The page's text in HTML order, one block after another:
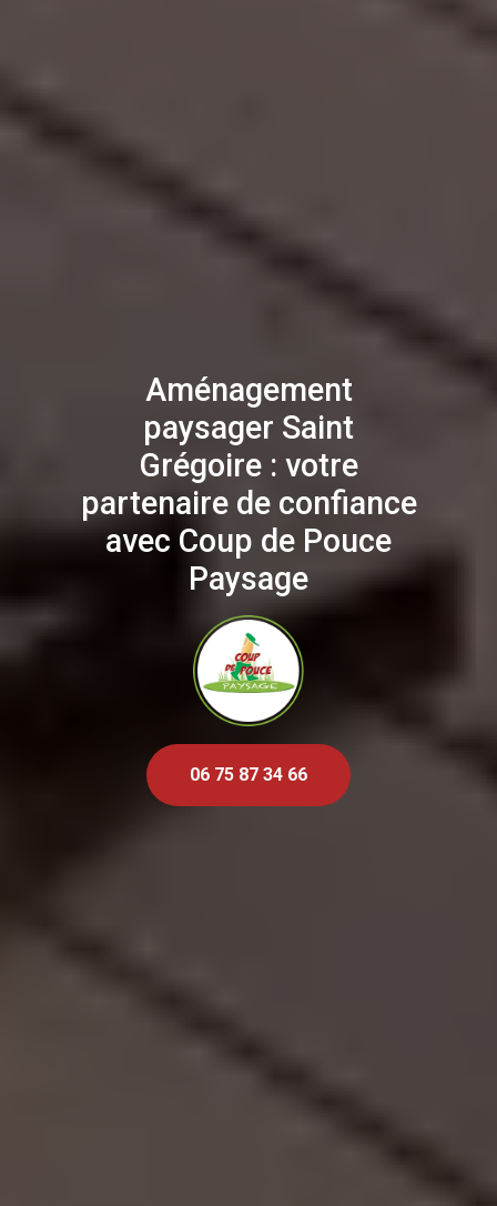
Aménagement
paysager Saint
Grégoire : votre
partenaire de confiance
avec Coup de Pouce
Paysage
06 75 87 34 66